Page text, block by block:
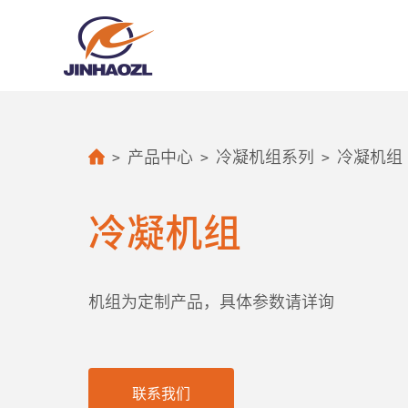
> 产品中心 > 冷凝机组系列 > 冷凝机组
冷凝机组
机组为定制产品，具体参数请详询
联系我们